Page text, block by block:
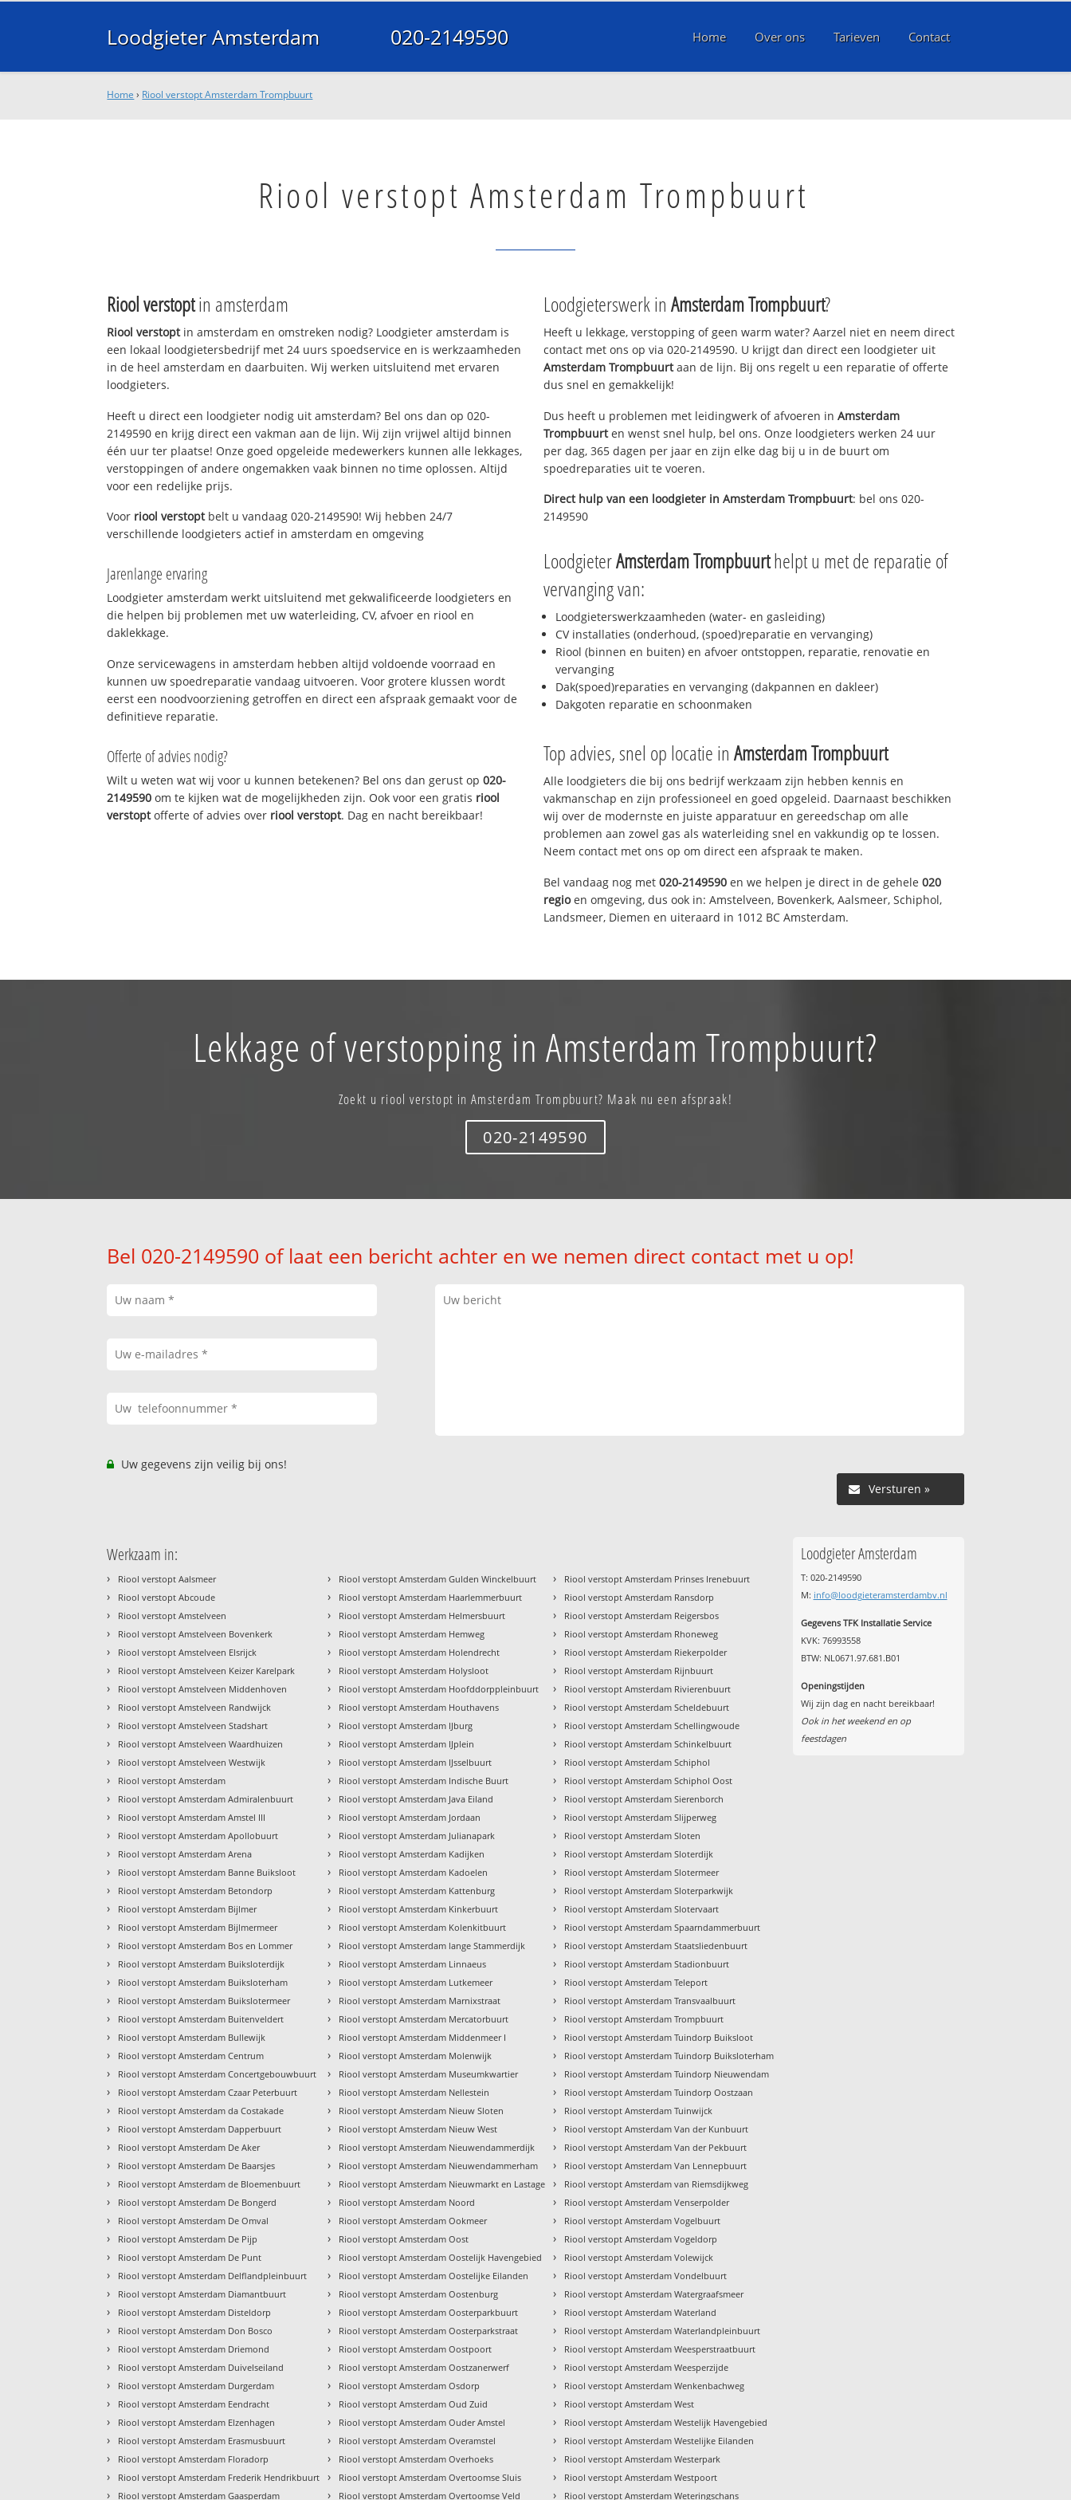
Loodgieter Amsterdam 020-2149590 Home Over ons Tarieven Contact
Home › Riool verstopt Amsterdam Trompbuurt
Riool verstopt Amsterdam Trompbuurt
Riool verstoptin amsterdam
Riool verstoptin amsterdam en omstreken nodig? Loodgieter amsterdam is
een lokaal loodgietersbedrijf met 24 uurs spoedservice en is werkzaamheden
in de heel amsterdam en daarbuiten. Wij werken uitsluitend met ervaren
loodgieters.
Heeft u direct een loodgieter nodig uit amsterdam? Bel ons dan op 020-
2149590 en krijg direct een vakman aan de lijn. Wij zijn vrijwel altijd binnen
één uur ter plaatse! Onze goed opgeleide medewerkers kunnen alle lekkages,
verstoppingen of andere ongemakken vaak binnen no time oplossen. Altijd
voor een redelijke prijs.
Voor riool verstoptbelt u vandaag 020-2149590! Wij hebben 24/7
verschillende loodgieters actief in amsterdam en omgeving
Jarenlange ervaring
Loodgieter amsterdam werkt uitsluitend met gekwalificeerde loodgieters en
die helpen bij problemen met uw waterleiding, CV, afvoer en riool en
daklekkage.
Onze servicewagens in amsterdam hebben altijd voldoende voorraad en
kunnen uw spoedreparatie vandaag uitvoeren. Voor grotere klussen wordt
eerst een noodvoorziening getroffen en direct een afspraak gemaakt voor de
definitieve reparatie.
Offerte of advies nodig?
Wilt u weten wat wij voor u kunnen betekenen? Bel ons dan gerust op020-
2149590 om te kijken wat de mogelijkheden zijn. Ook voor een gratis riool
verstoptofferte of advies over riool verstopt. Dag en nacht bereikbaar!
Loodgieterswerk in Amsterdam Trompbuurt?
Heeft u lekkage, verstopping of geen warm water? Aarzel niet en neem direct
contact met ons op via 020-2149590. U krijgt dan direct een loodgieter uit
Amsterdam Trompbuurtaan de lijn. Bij ons regelt u een reparatie of offerte
dus snel en gemakkelijk!
Dus heeft u problemen met leidingwerk of afvoeren in Amsterdam
Trompbuurten wenst snel hulp, bel ons. Onze loodgieters werken 24 uur
per dag, 365 dagen per jaar en zijn elke dag bij u in de buurt om
spoedreparaties uit te voeren.
Direct hulp van een loodgieter in Amsterdam Trompbuurt: bel ons 020-
2149590
LoodgieterAmsterdam Trompbuurthelpt u met de reparatie of
vervanging van:
Loodgieterswerkzaamheden (water- en gasleiding)
CV installaties (onderhoud, (spoed)reparatie en vervanging)
Riool (binnen en buiten) en afvoer ontstoppen, reparatie, renovatie en
vervanging
Dak(spoed)reparaties en vervanging (dakpannen en dakleer)
Dakgoten reparatie en schoonmaken
Top advies, snel op locatie in Amsterdam Trompbuurt
Alle loodgieters die bij ons bedrijf werkzaam zijn hebben kennis en
vakmanschap en zijn professioneel en goed opgeleid. Daarnaast beschikken
wij over de modernste en juiste apparatuur en gereedschap om alle
problemen aan zowel gas als waterleiding snel en vakkundig op te lossen.
Neem contact met ons op om direct een afspraak te maken.
Bel vandaag nog met 020-2149590 en we helpen je direct in de gehele 020
regioen omgeving, dus ook in: Amstelveen, Bovenkerk, Aalsmeer, Schiphol,
Landsmeer, Diemen en uiteraard in 1012 BC Amsterdam.
Lekkage of verstopping in Amsterdam Trompbuurt?
Zoekt u riool verstopt in Amsterdam Trompbuurt? Maak nu een afspraak!
020-2149590
Bel 020-2149590 of laat een bericht achter en we nemen direct contact met u op!
Uw gegevens zijn veilig bij ons!
Versturen »
Werkzaam in:
› Riool verstopt Aalsmeer
› Riool verstopt Abcoude
› Riool verstopt Amstelveen
› Riool verstopt Amstelveen Bovenkerk
› Riool verstopt Amstelveen Elsrijck
› Riool verstopt Amstelveen Keizer Karelpark
› Riool verstopt Amstelveen Middenhoven
› Riool verstopt Amstelveen Randwijck
› Riool verstopt Amstelveen Stadshart
› Riool verstopt Amstelveen Waardhuizen
› Riool verstopt Amstelveen Westwijk
› Riool verstopt Amsterdam
› Riool verstopt Amsterdam Admiralenbuurt
› Riool verstopt Amsterdam Amstel III
› Riool verstopt Amsterdam Apollobuurt
› Riool verstopt Amsterdam Arena
› Riool verstopt Amsterdam Banne Buiksloot
› Riool verstopt Amsterdam Betondorp
› Riool verstopt Amsterdam Bijlmer
› Riool verstopt Amsterdam Bijlmermeer
› Riool verstopt Amsterdam Bos en Lommer
› Riool verstopt Amsterdam Buiksloterdijk
› Riool verstopt Amsterdam Buiksloterham
› Riool verstopt Amsterdam Buikslotermeer
› Riool verstopt Amsterdam Buitenveldert
› Riool verstopt Amsterdam Bullewijk
› Riool verstopt Amsterdam Centrum
› Riool verstopt Amsterdam Concertgebouwbuurt
› Riool verstopt Amsterdam Czaar Peterbuurt
› Riool verstopt Amsterdam da Costakade
› Riool verstopt Amsterdam Dapperbuurt
› Riool verstopt Amsterdam De Aker
› Riool verstopt Amsterdam De Baarsjes
› Riool verstopt Amsterdam de Bloemenbuurt
› Riool verstopt Amsterdam De Bongerd
› Riool verstopt Amsterdam De Omval
› Riool verstopt Amsterdam De Pijp
› Riool verstopt Amsterdam De Punt
› Riool verstopt Amsterdam Delflandpleinbuurt
› Riool verstopt Amsterdam Diamantbuurt
› Riool verstopt Amsterdam Disteldorp
› Riool verstopt Amsterdam Don Bosco
› Riool verstopt Amsterdam Driemond
› Riool verstopt Amsterdam Duivelseiland
› Riool verstopt Amsterdam Durgerdam
› Riool verstopt Amsterdam Eendracht
› Riool verstopt Amsterdam Elzenhagen
› Riool verstopt Amsterdam Erasmusbuurt
› Riool verstopt Amsterdam Floradorp
› Riool verstopt Amsterdam Frederik Hendrikbuurt
› Riool verstopt Amsterdam Gaasperdam
› Riool verstopt Amsterdam Gulden Winckelbuurt
› Riool verstopt Amsterdam Haarlemmerbuurt
› Riool verstopt Amsterdam Helmersbuurt
› Riool verstopt Amsterdam Hemweg
› Riool verstopt Amsterdam Holendrecht
› Riool verstopt Amsterdam Holysloot
› Riool verstopt Amsterdam Hoofddorppleinbuurt
› Riool verstopt Amsterdam Houthavens
› Riool verstopt Amsterdam IJburg
› Riool verstopt Amsterdam IJplein
› Riool verstopt Amsterdam IJsselbuurt
› Riool verstopt Amsterdam Indische Buurt
› Riool verstopt Amsterdam Java Eiland
› Riool verstopt Amsterdam Jordaan
› Riool verstopt Amsterdam Julianapark
› Riool verstopt Amsterdam Kadijken
› Riool verstopt Amsterdam Kadoelen
› Riool verstopt Amsterdam Kattenburg
› Riool verstopt Amsterdam Kinkerbuurt
› Riool verstopt Amsterdam Kolenkitbuurt
› Riool verstopt Amsterdam lange Stammerdijk
› Riool verstopt Amsterdam Linnaeus
› Riool verstopt Amsterdam Lutkemeer
› Riool verstopt Amsterdam Marnixstraat
› Riool verstopt Amsterdam Mercatorbuurt
› Riool verstopt Amsterdam Middenmeer I
› Riool verstopt Amsterdam Molenwijk
› Riool verstopt Amsterdam Museumkwartier
› Riool verstopt Amsterdam Nellestein
› Riool verstopt Amsterdam Nieuw Sloten
› Riool verstopt Amsterdam Nieuw West
› Riool verstopt Amsterdam Nieuwendammerdijk
› Riool verstopt Amsterdam Nieuwendammerham
› Riool verstopt Amsterdam Nieuwmarkt en Lastage
› Riool verstopt Amsterdam Noord
› Riool verstopt Amsterdam Ookmeer
› Riool verstopt Amsterdam Oost
› Riool verstopt Amsterdam Oostelijk Havengebied
› Riool verstopt Amsterdam Oostelijke Eilanden
› Riool verstopt Amsterdam Oostenburg
› Riool verstopt Amsterdam Oosterparkbuurt
› Riool verstopt Amsterdam Oosterparkstraat
› Riool verstopt Amsterdam Oostpoort
› Riool verstopt Amsterdam Oostzanerwerf
› Riool verstopt Amsterdam Osdorp
› Riool verstopt Amsterdam Oud Zuid
› Riool verstopt Amsterdam Ouder Amstel
› Riool verstopt Amsterdam Overamstel
› Riool verstopt Amsterdam Overhoeks
› Riool verstopt Amsterdam Overtoomse Sluis
› Riool verstopt Amsterdam Overtoomse Veld
› Riool verstopt Amsterdam Prinses Irenebuurt
› Riool verstopt Amsterdam Ransdorp
› Riool verstopt Amsterdam Reigersbos
› Riool verstopt Amsterdam Rhoneweg
› Riool verstopt Amsterdam Riekerpolder
› Riool verstopt Amsterdam Rijnbuurt
› Riool verstopt Amsterdam Rivierenbuurt
› Riool verstopt Amsterdam Scheldebuurt
› Riool verstopt Amsterdam Schellingwoude
› Riool verstopt Amsterdam Schinkelbuurt
› Riool verstopt Amsterdam Schiphol
› Riool verstopt Amsterdam Schiphol Oost
› Riool verstopt Amsterdam Sierenborch
› Riool verstopt Amsterdam Slijperweg
› Riool verstopt Amsterdam Sloten
› Riool verstopt Amsterdam Sloterdijk
› Riool verstopt Amsterdam Slotermeer
› Riool verstopt Amsterdam Sloterparkwijk
› Riool verstopt Amsterdam Slotervaart
› Riool verstopt Amsterdam Spaarndammerbuurt
› Riool verstopt Amsterdam Staatsliedenbuurt
› Riool verstopt Amsterdam Stadionbuurt
› Riool verstopt Amsterdam Teleport
› Riool verstopt Amsterdam Transvaalbuurt
› Riool verstopt Amsterdam Trompbuurt
› Riool verstopt Amsterdam Tuindorp Buiksloot
› Riool verstopt Amsterdam Tuindorp Buiksloterham
› Riool verstopt Amsterdam Tuindorp Nieuwendam
› Riool verstopt Amsterdam Tuindorp Oostzaan
› Riool verstopt Amsterdam Tuinwijck
› Riool verstopt Amsterdam Van der Kunbuurt
› Riool verstopt Amsterdam Van der Pekbuurt
› Riool verstopt Amsterdam Van Lennepbuurt
› Riool verstopt Amsterdam van Riemsdijkweg
› Riool verstopt Amsterdam Venserpolder
› Riool verstopt Amsterdam Vogelbuurt
› Riool verstopt Amsterdam Vogeldorp
› Riool verstopt Amsterdam Volewijck
› Riool verstopt Amsterdam Vondelbuurt
› Riool verstopt Amsterdam Watergraafsmeer
› Riool verstopt Amsterdam Waterland
› Riool verstopt Amsterdam Waterlandpleinbuurt
› Riool verstopt Amsterdam Weesperstraatbuurt
› Riool verstopt Amsterdam Weesperzijde
› Riool verstopt Amsterdam Wenkenbachweg
› Riool verstopt Amsterdam West
› Riool verstopt Amsterdam Westelijk Havengebied
› Riool verstopt Amsterdam Westelijke Eilanden
› Riool verstopt Amsterdam Westerpark
› Riool verstopt Amsterdam Westpoort
› Riool verstopt Amsterdam Weteringschans
Loodgieter Amsterdam
T: 020-2149590
M: info@loodgieteramsterdambv.nl
Gegevens TFK Installatie Service
KVK: 76993558
BTW: NL0671.97.681.B01
Openingstijden
Wij zijn dag en nacht bereikbaar!
Ook in het weekend en op
feestdagen